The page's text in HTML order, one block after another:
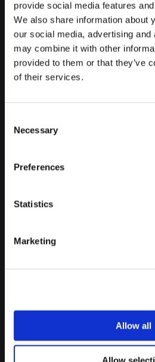
provide social media features
We also share information about
our social media, advertising
may combine it with other
provided to them or that they’ve
of their services.
Selection
Necessary
Preferences
Statistics
Marketing
Allow all
Elige entre las más de 25
olor que desprenden los granos de
mismo. Un auténtico lujo. Disfruta
decoración y de tu café en barra y
CAFÉ CAPITALE
estatua del niño meón, debes
ruta. Y no, no hablamos del Choco-
comida y bebida. Ojo que también lo
Ofrecen una amplia variedad de
acompaña la oferta más increíble
puedas imaginar. Ya sabes,
vayas sólo, en pareja, con amigos o